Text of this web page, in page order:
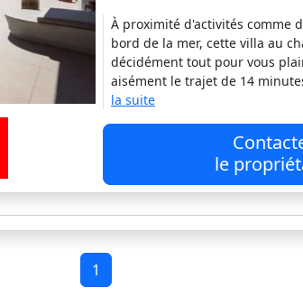
À proximité d'activités comme
bord de la mer, cette villa au
décidément tout pour vous
aisément le trajet de 14
la suite
le
1